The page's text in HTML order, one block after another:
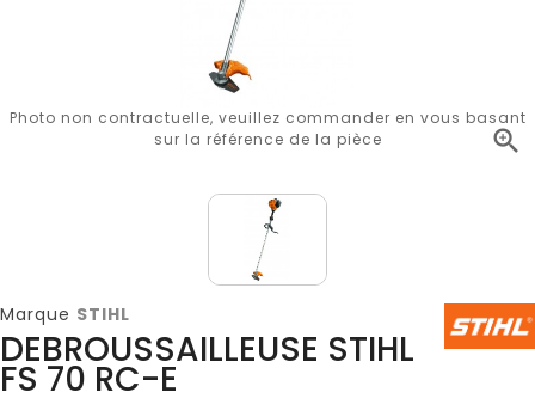

Photo non contractuelle, veuillez commander en vous basant
sur la référence de la pièce
Marque STIHL
DEBROUSSAILLEUSE STIHL
FS 70 RC-E